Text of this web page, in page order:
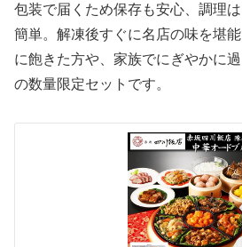
包装で届くため保存も安心、調理
簡単。解凍後すぐに名店の味を堪
に飽きた方や、家族でにぎやかに
の数量限定セットです。